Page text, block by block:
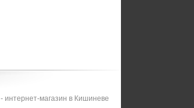
- интернет-магазин в Кишиневе